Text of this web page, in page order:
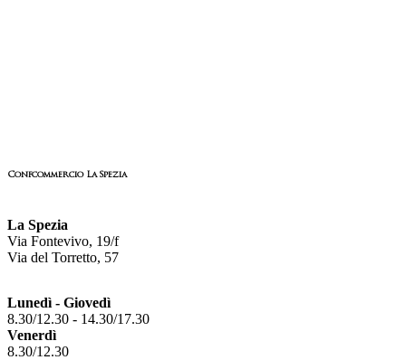
Confcommercio La Spezia
La Spezia
Via Fontevivo, 19/f
Via del Torretto, 57
Lunedì - Giovedì
8.30/12.30 - 14.30/17.30
Venerdì
8.30/12.30